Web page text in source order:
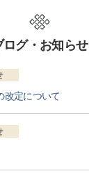
ログ・お知らせ
改定について